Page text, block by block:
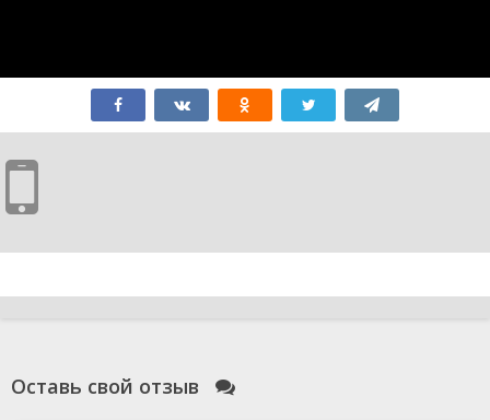
Оставь свой отзыв